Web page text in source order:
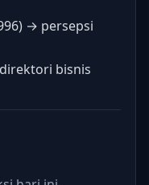
→ persepsi
direktori bisnis